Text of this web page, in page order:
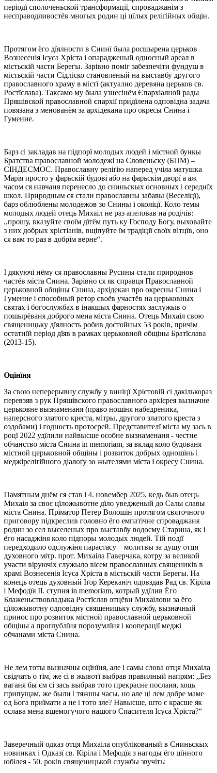
періодї сполоченьской трансформації, спроваджанім з
несправодливостёв многых родин ці цїлых реліґійных общін.
Протягом ёго дїялности в Снинї была росшырена церьков
Вознесенія Ісуса Хріста і опарадженый односный ареал в
містьскій части Берегы. Зарівно поміг забезпечіти фундуш в
містьскій части Сідліско становленый на выставбу другого
православного храму в містї (актуално деревяна церьков св.
Рoстїслава). Таксамо му была узнесінём Єпархіалной рады
Пряшівской православной єпархії придїлена одповідна задача
повязана з менованём за архідекана про окресы Снина і
Гуменне.
Барз сі закладав на підпорї молодых людей і містной бункы
Братства православной молодежі на Словеньску (БПМ) –
СІНДЕСМОС. Православну реліґію наперед учіла матушка
Марія просто у фарьскій будові або на фарьскім дворї а аж
часом ся навчаня перенесло до сниньскых основных і середнїх
школ. Природным ся стали православны забавы (Веселіцї),
барз облюблены молодежов зо Снины і околіцї. Коло темы
молодых людей отець Михаіл не раз апеловав на родічів:
,,прошу, вказуйте своїм дїтём путь ку Господу Богу, выховайте
з них добрых хрістіанів, вщіпуйте їм традіції своїх вітцїв, оно
ся вам то раз в добрім верне“.
І дякуючі нёму ся православны Русины стали природнов
частёв міста Снина. Зарівно ся як справця Православной
церьковной общіны Снина, архідекан про окресны Снина і
Гуменне і способный ретор своёв участёв на церьковных
святах і богослужбах в інакшых фарностях заслужыв о
пошырёваня доброго мена міста Снина. Отець Михаіл свою
священицьку дїялность робив достойных 53 років, причім
остатнїй період дїяв в рамках церьковной общіны Братїслава
(2013-15).
Оцїнїня
За свою неперерывну службу у виніцї Хрістовій сі дакількораз
перевзяв з рук Пряшівского православного архієрея вызначне
церьковне вызнаменаня (право ношіня набедреника,
наперсного златого креста, мітры, другого златого креста з
оздобами) і годность протоєрей. Представителї міста му зась в
роцї 2022 удїлили найвысше особне вызнаменаня - честне
обчанство міста Снина in memoriam, за вклад коло будованя
містной церьковной общіны і розвиток добрых одношінь і
меджіреліґійного діалоґу зо жытелями міста і окресу Снина.
Памятным днём ся став і 4. новембер 2025, кедь быв отець
Михаіл за своє цїложывотне дїло уведженый до Салы славы
міста Снина. Пріматор Петер Волошін протягом святочного
приговору підкреслив головно ёго емпатічне спроваджаня
родин зо сел выселеных про выставбу водоєму Старина, як і
ёго насаджіня коло підпоры молодых людей. Тій подїї
передходило одслужіня парастасу – молитвы за душу отця
духовного мітр. прот. Михаіла Гаверчака, котру за великой
участи віруючіх служыло вісем православных священиків в
храмі Вознесенія Ісуса Хріста в містьскій части Берегы. На
конець отець духовный Іґор Кереканіч одовздав Рад св. Кіріла
і Мефодїя ІІ. ступня in memoriam, котрый удїлив Ёго
Блaженьствовладыка Ростїслав отцёви Михаілови за ёго
цїложывотну одповідну священицьку службу, вызначный
принос про розвиток містной православной церьковной
общіны а проглублїня порозумлїня і кооперації меджі
обчанами міста Снина.
Не лем тоты вызначны оцїнїня, але і самы слова отця Михаіла
свідчать о тім, же сі в жывотї выбрав правилный напрям: ,,Без
ваганя бы єм сі зась выбрав тото прекрасне посланя, хоць
припущам, же были і тяжшы часы, но але ці лем добре маме
од Бога приїмати а не і тото зле? Навысше, што є красше як
ослава мена вшемогучого нашого Спасителя Ісуса Хріста?“
Заверечный одказ отця Mихаіла опублікованый в Сниньскых
новинках і Одказї св. Кіріла і Мефодїя з нагоды ёго цїнного
юбілея - 50. років священицькой службы звучіть: